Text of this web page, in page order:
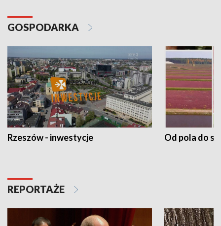
GOSPODARKA
Rzeszów - inwestycje Od pola do
REPORTAŻE